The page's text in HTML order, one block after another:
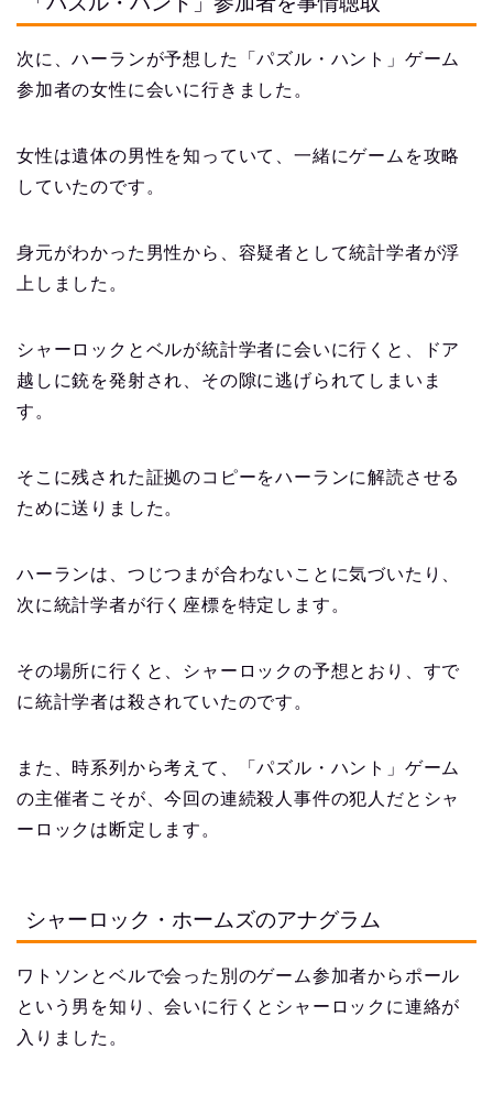
次に、ハーランが予想した「パズル・ハント」ゲーム
参加者の女性に会いに行きました。
女性は遺体の男性を知っていて、一緒にゲームを攻略
していたのです。
身元がわかった男性から、容疑者として統計学者が浮
上しました。
シャーロックとベルが統計学者に会いに行くと、ドア
越しに銃を発射され、その隙に逃げられてしまいま
す。
そこに残された証拠のコピーをハーランに解読させる
ために送りました。
ハーランは、つじつまが合わないことに気づいたり、
次に統計学者が行く座標を特定します。
その場所に行くと、シャーロックの予想とおり、すで
に統計学者は殺されていたのです。
また、時系列から考えて、「パズル・ハント」ゲーム
の主催者こそが、今回の連続殺人事件の犯人だとシャ
ーロックは断定します。
シャーロック・ホームズのアナグラム
ワトソンとベルで会った別のゲーム参加者からポール
という男を知り、会いに行くとシャーロックに連絡が
入りました。